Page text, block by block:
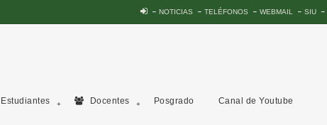
NOTICIAS TELÉFONOS WEBMAIL SIU
Estudiantes Docentes Posgrado Canal de Youtube